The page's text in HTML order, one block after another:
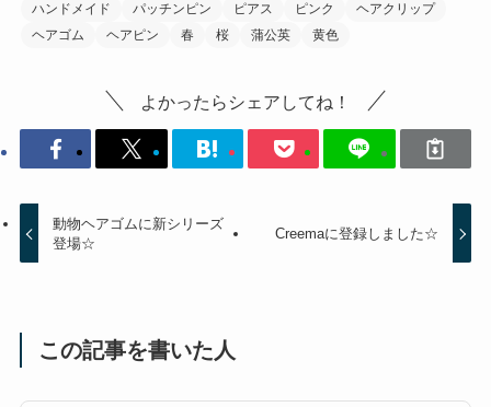
ハンドメイド
パッチンピン ピアス ピンク
ヘアクリップ
ヘアゴム
ヘアピン 春 桜 蒲公英 黄色
よかったらシェアしてね！
動物ヘアゴムに新シリーズ
登場☆
Creemaに登録しました☆
この記事を書いた人